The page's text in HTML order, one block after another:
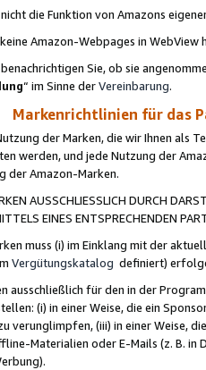
die Funktion von Amazons
Amazon-Webpages in WebView
Sie, ob sie
“ im Sinne derVereinbarung.
Markenrichtlinien für das
der Marken, die wir Ihnen als
werden, und jede Nutzung der
der Amazon-Marken.
AUSSCHLIESSLICH DURCH
EINES ENTSPRECHENDEN
muss (i) im Einklang mit der
Vergütungskatalog definiert)
ausschließlich für den in der
(i) in einer Weise, die ein
verunglimpfen, (iii) in einer Weise,
Materialien oder E-Mails (z. B. in